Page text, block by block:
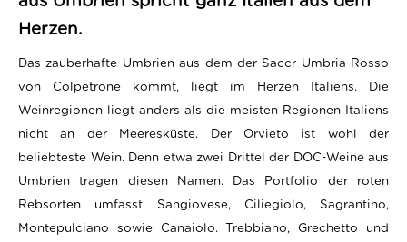
Herzen.
Das zauberhafte Umbrien aus dem der Saccr Umbria Rosso
von Colpetrone kommt, liegt im Herzen Italiens. Die
Weinregionen liegt anders als die meisten Regionen Italiens
nicht an der Meeresküste. Der Orvieto ist wohl der
beliebteste Wein. Denn etwa zwei Drittel der DOC-Weine aus
Umbrien tragen diesen Namen. Das Portfolio der roten
Rebsorten umfasst Sangiovese, Ciliegiolo, Sagrantino,
Montepulciano sowie Canaiolo. Trebbiano, Grechetto und